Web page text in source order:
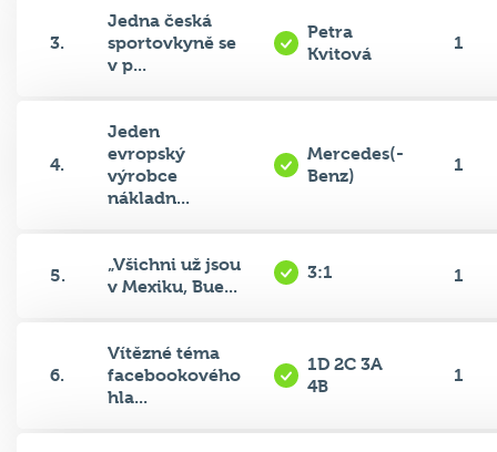
3.
Jedna česká
sportovkyně se
v p...
Petra
Kvitová
1
4.
Jeden
evropský
výrobce
nákladn...
Mercedes(-
Benz)
1
5.
„Všichni už jsou
v Mexiku, Bue...
3:1 1
6.
Vítězné téma
facebookového
hla...
1D 2C 3A
4B
1